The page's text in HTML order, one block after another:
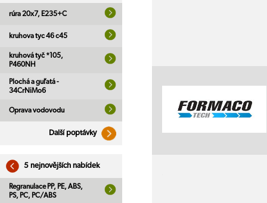
rúra 20x7, E235+C
kruhova tyc 46 c45
kruhová tyč *105,
P460NH
Plochá a guľatá -
34CrNiMo6
Oprava vodovodu
Další poptávky
5 nejnovějších nabídek
Regranulace PP, PE, ABS,
PS, PC, PC/ABS